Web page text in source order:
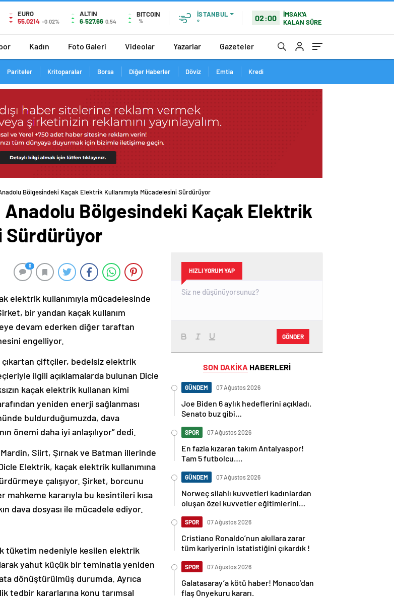
EURO
55,0214 -0.02%
ALTIN
6.527,66 0,54
BITCOIN
%
İSTANBUL
°
02:00
İMSAK'A
KALAN SÜRE
Kadın Foto Galeri Videolar Yazarlar Gazeteler
Pariteler Kritoparalar Borsa Diğer Haberler Döviz Emtia Kredi
Bölgesindeki Kaçak Elektrik Kullanımıyla Mücadelesini Sürdürüyor
Bölgesindeki Kaçak Elektrik
Sürdürüyor
0
elektrik kullanımıyla mücadelesinde
bir yandan kaçak kullanım
devam ederken diğer taraftan
engelliyor.
çıkartan çiftçiler, bedelsiz elektrik
ilgili açıklamalarda bulunan Dicle
kaçak elektrik kullanan kimi
yeniden enerji sağlanması
buldurduğumuzda, dava
önemi daha iyi anlaşılıyor” dedi.
Siirt, Şırnak ve Batman illerinde
Elektrik, kaçak elektrik kullanımına
çalışıyor. Şirket, borcunu
kararıyla bu kesintileri kısa
dava dosyası ile mücadele ediyor.
tüketim nedeniyle kesilen elektrik
yahut küçük bir teminatla yeniden
dönüştürülmüş durumda. Ayrıca
tedbir kararlarına konu tarımsal
HIZLI YORUM YAP
GÖNDER
SON DAKİKA HABERLERİ
GÜNDEM 07 Ağustos 2026
Joe Biden 6 aylık hedeflerini açıkladı.
Senato buz gibi…
SPOR 07 Ağustos 2026
En fazla kızaran takım Antalyaspor!
Tam 5 futbolcu….
GÜNDEM 07 Ağustos 2026
Norweç silahlı kuvvetleri kadınlardan
oluşan özel kuvvetler eğitimlerini
SPOR 07 Ağustos 2026
Cristiano Ronaldo’nun akıllara zarar
tüm kariyerinin istatistiğini çıkardık !
SPOR 07 Ağustos 2026
Galatasaray’a kötü haber! Monaco’dan
flaş Onyekuru kararı.